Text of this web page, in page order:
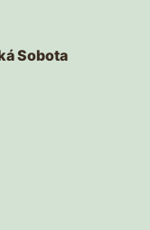
Sobota